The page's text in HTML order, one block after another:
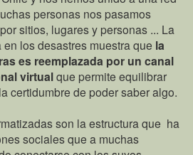
personas nos pasamos
sitios, lugares y personas ... La
los desastres muestra que la
es reemplazada por un canal
virtualque permite equilibrar
certidumbre de poder saber algo.
son la estructura que ha
sociales que a muchas